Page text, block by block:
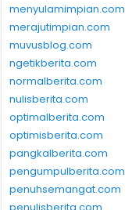
menyulamimpian.com
merajutimpian.com
muvusblog.com
ngetikberita.com
normalberita.com
nulisberita.com
optimalberita.com
optimisberita.com
pangkalberita.com
pengumpulberita.com
penuhsemangat.com